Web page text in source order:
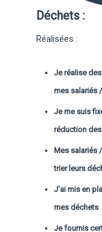
Déchets :
Réalisées :
Je réalise
mes salariés
Je me suis
réduction
Mes salariés
trier leurs
J’ai mis en
mes déchets
Je fournis